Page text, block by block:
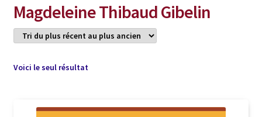
Compte
Conditions de Vente
Connection
Listes d’Envies
Magdeleine Thibaud Gibelin
Voici le seul résultat